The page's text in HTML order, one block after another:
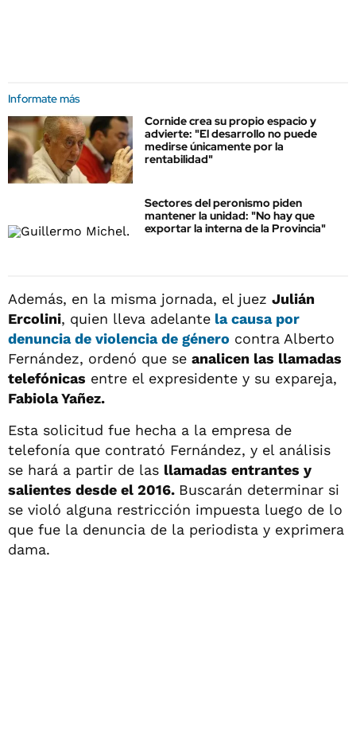
Informate más
Cornide crea su propio espacio y
advierte: "El desarrollo no puede
medirse únicamente por la
rentabilidad"
Sectores del peronismo piden
mantener la unidad: "No hay que
exportar la interna de la Provincia"
Además, en la misma jornada, el juez Julián
Ercolini, quien lleva adelante la causa por
denuncia de violencia de género contra Alberto
Fernández, ordenó que se analicen las llamadas
telefónicas entre el expresidente y su expareja,
Fabiola Yañez.
Esta solicitud fue hecha a la empresa de
telefonía que contrató Fernández, y el análisis
se hará a partir de las llamadas entrantes y
salientes desde el 2016. Buscarán determinar si
se violó alguna restricción impuesta luego de lo
que fue la denuncia de la periodista y exprimera
dama.